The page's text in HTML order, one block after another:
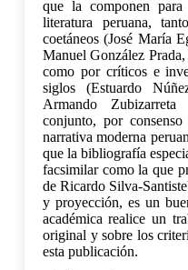
que la componen
literatura peruana,
coetáneos (José María
Manuel González
como por críticos e
siglos (Estuardo
Armando
conjunto, por
narrativa moderna
que la bibliografía
facsimilar como la que
de Ricardo Silva-
y proyección, es un
académica realice un
original y sobre los
esta publicación.